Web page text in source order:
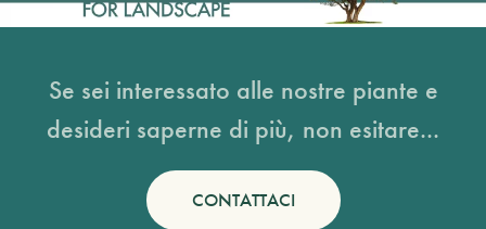
Se sei interessato alle nostre piante e
desideri saperne di più, non esitare...
CONTATTACI